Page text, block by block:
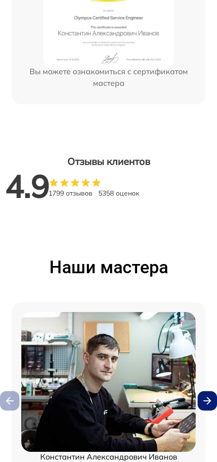
Вы можете ознакомиться с сертификатом
мастера
Отзывы клиентов
4.91799 отзывов 5358 оценок
Наши мастера
Константин Александрович Иванов